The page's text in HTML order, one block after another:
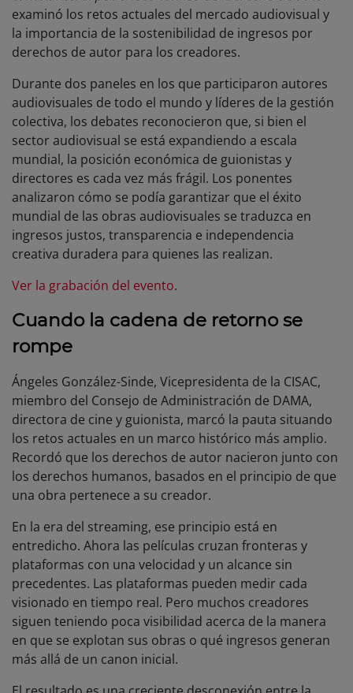
examinó los retos actuales del mercado audiovisual y
la importancia de la sostenibilidad de ingresos por
derechos de autor para los creadores.
Durante dos paneles en los que participaron autores
audiovisuales de todo el mundo y líderes de la gestión
colectiva, los debates reconocieron que, si bien el
sector audiovisual se está expandiendo a escala
mundial, la posición económica de guionistas y
directores es cada vez más frágil. Los ponentes
analizaron cómo se podía garantizar que el éxito
mundial de las obras audiovisuales se traduzca en
ingresos justos, transparencia e independencia
creativa duradera para quienes las realizan.
Ver la grabación del evento.
Cuando la cadena de retorno se
rompe
Ángeles González-Sinde, Vicepresidenta de la CISAC,
miembro del Consejo de Administración de DAMA,
directora de cine y guionista, marcó la pauta situando
los retos actuales en un marco histórico más amplio.
Recordó que los derechos de autor nacieron junto con
los derechos humanos, basados en el principio de que
una obra pertenece a su creador.
En la era del streaming, ese principio está en
entredicho. Ahora las películas cruzan fronteras y
plataformas con una velocidad y un alcance sin
precedentes. Las plataformas pueden medir cada
visionado en tiempo real. Pero muchos creadores
siguen teniendo poca visibilidad acerca de la manera
en que se explotan sus obras o qué ingresos generan
más allá de un canon inicial.